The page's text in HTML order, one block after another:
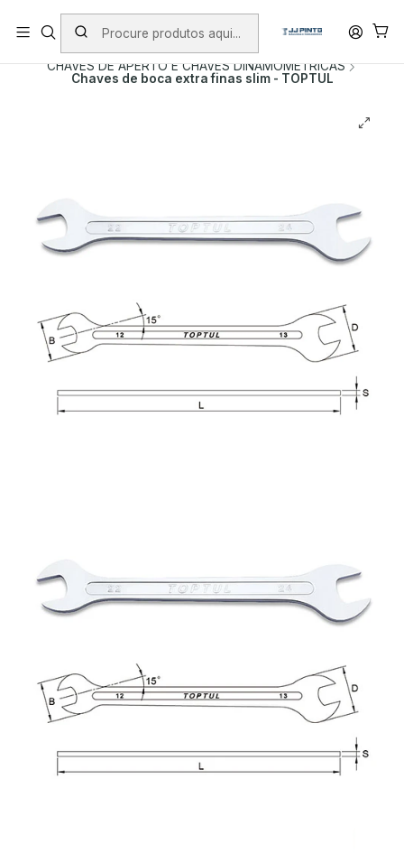
PORTES INCLUÍDOS EM ENCOMENDAS +75€ (excepto ilhas)
Início PRODUTOS
FERRAMENTA MANUAL
CHAVES DE APERTO E CHAVES DINAMOMETRICAS
Chaves de boca extra finas slim - TOPTUL